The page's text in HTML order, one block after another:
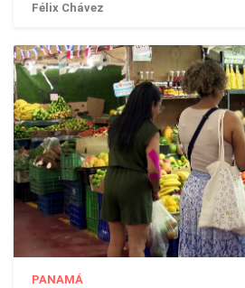
Félix Chávez
PANAMÁ